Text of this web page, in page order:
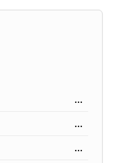
...
...
...